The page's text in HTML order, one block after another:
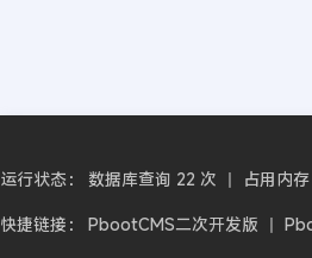
运行状态： 数据库查询 22 次 丨 占用
快捷链接： PbootCMS二次开发版 丨